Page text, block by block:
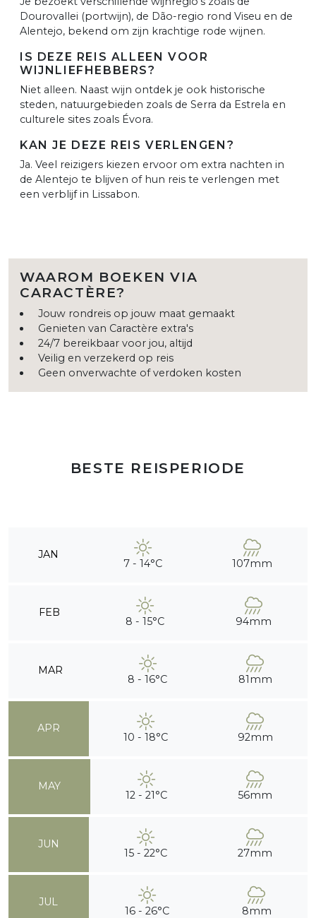
Dourovallei (portwijn), de Dão-regio rond Viseu en de
Alentejo, bekend om zijn krachtige rode wijnen.
IS DEZE REIS ALLEEN VOOR
WIJNLIEFHEBBERS?
Niet alleen. Naast wijn ontdek je ook historische
steden, natuurgebieden zoals de Serra da Estrela en
culturele sites zoals Évora.
KAN JE DEZE REIS VERLENGEN?
Ja. Veel reizigers kiezen ervoor om extra nachten in
de Alentejo te blijven of hun reis te verlengen met
een verblijf in Lissabon.
WAAROM BOEKEN VIA
CARACTÈRE?
Jouw rondreis op jouw maat gemaakt
Genieten van Caractère extra's
24/7 bereikbaar voor jou, altijd
Veilig en verzekerd op reis
Geen onverwachte of verdoken kosten
BESTE REISPERIODE
JAN
7 - 14°C 107mm
FEB
8 - 15°C 94mm
MAR
8 - 16°C 81mm
APR
10 - 18°C 92mm
MAY
12 - 21°C 56mm
JUN
15 - 22°C 27mm
JUL
16 - 26°C 8mm